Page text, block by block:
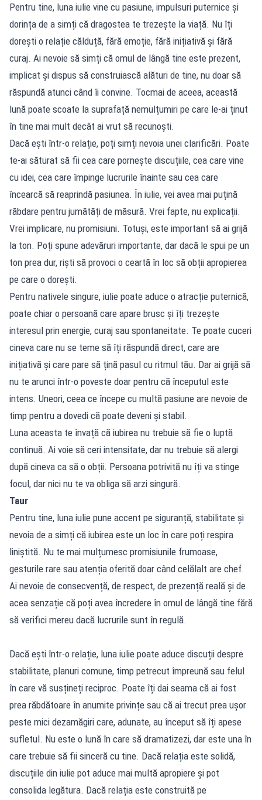
Pentru tine, luna iulie vine cu pasiune, impulsuri puternice și
dorința de a simți că dragostea te trezește la viață. Nu îți
dorești o relație călduță, fără emoție, fără inițiativă și fără
curaj. Ai nevoie să simți că omul de lângă tine este prezent,
implicat și dispus să construiască alături de tine, nu doar să
răspundă atunci când îi convine. Tocmai de aceea, această
lună poate scoate la suprafață nemulțumiri pe care le-ai ținut
în tine mai mult decât ai vrut să recunoști.
Dacă ești într-o relație, poți simți nevoia unei clarificări. Poate
te-ai săturat să fii cea care pornește discuțiile, cea care vine
cu idei, cea care împinge lucrurile înainte sau cea care
încearcă să reaprindă pasiunea. În iulie, vei avea mai puțină
răbdare pentru jumătăți de măsură. Vrei fapte, nu explicații.
Vrei implicare, nu promisiuni. Totuși, este important să ai grijă
la ton. Poți spune adevăruri importante, dar dacă le spui pe un
ton prea dur, riști să provoci o ceartă în loc să obții apropierea
pe care o dorești.
Pentru nativele singure, iulie poate aduce o atracție puternică,
poate chiar o persoană care apare brusc și îți trezește
interesul prin energie, curaj sau spontaneitate. Te poate cuceri
cineva care nu se teme să îți răspundă direct, care are
inițiativă și care pare să țină pasul cu ritmul tău. Dar ai grijă să
nu te arunci într-o poveste doar pentru că începutul este
intens. Uneori, ceea ce începe cu multă pasiune are nevoie de
timp pentru a dovedi că poate deveni și stabil.
Luna aceasta te învață că iubirea nu trebuie să fie o luptă
continuă. Ai voie să ceri intensitate, dar nu trebuie să alergi
după cineva ca să o obții. Persoana potrivită nu îți va stinge
focul, dar nici nu te va obliga să arzi singură.
Taur
Pentru tine, luna iulie pune accent pe siguranță, stabilitate și
nevoia de a simți că iubirea este un loc în care poți respira
liniștită. Nu te mai mulțumesc promisiunile frumoase,
gesturile rare sau atenția oferită doar când celălalt are chef.
Ai nevoie de consecvență, de respect, de prezență reală și de
acea senzație că poți avea încredere în omul de lângă tine fără
să verifici mereu dacă lucrurile sunt în regulă.
Dacă ești într-o relație, luna iulie poate aduce discuții despre
stabilitate, planuri comune, timp petrecut împreună sau felul
în care vă susțineți reciproc. Poate îți dai seama că ai fost
prea răbdătoare în anumite privințe sau că ai trecut prea ușor
peste mici dezamăgiri care, adunate, au început să îți apese
sufletul. Nu este o lună în care să dramatizezi, dar este una în
care trebuie să fii sinceră cu tine. Dacă relația este solidă,
discuțiile din iulie pot aduce mai multă apropiere și pot
consolida legătura. Dacă relația este construită pe